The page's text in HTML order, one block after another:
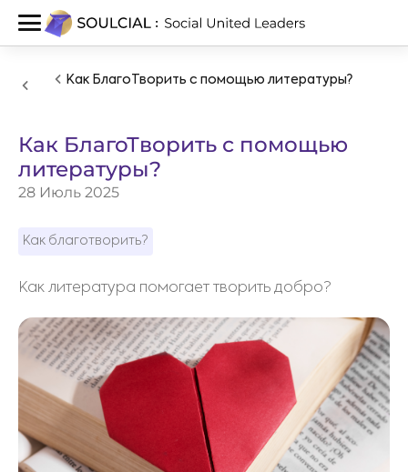
Как БлагоТворить с помощью литературы?
Как БлагоТворить с помощью
литературы?
28 Июль 2025
Как благотворить?
Как литература помогает творить добро?